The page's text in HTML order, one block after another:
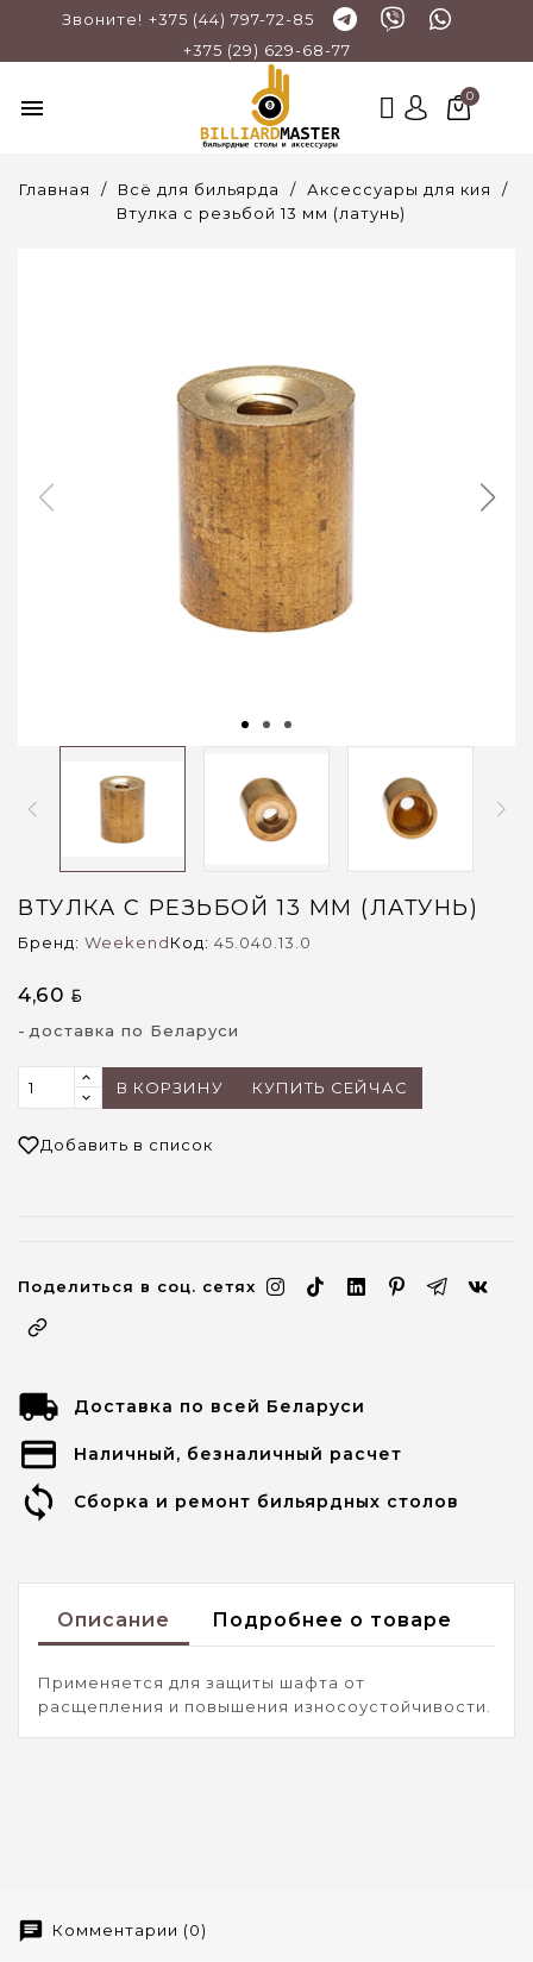
Звоните! +375 (44) 797-72-85
+375 (29) 629-68-77
menu
Главная Всё для бильярда
Аксессуары для кия
Втулка с резьбой 13 мм (латунь)
ВТУЛКА С РЕЗЬБОЙ 13 ММ (ЛАТУНЬ)
Бренд: WeekendКод: 45.040.13.0
4,60 BYN
доставка по Беларуси
В КОРЗИНУ КУПИТЬ СЕЙЧАС
Добавить в список
Поделиться в соц. сетях
Доставка по всей Беларуси
Наличный, безналичный расчет
Сборка и ремонт бильярдных столов
Описание Подробнее о товаре
Применяется для защиты шафта от
расщепления и повышения износоустойчивости.
Комментарии (0)